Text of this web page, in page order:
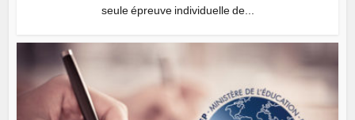
seule épreuve individuelle de...